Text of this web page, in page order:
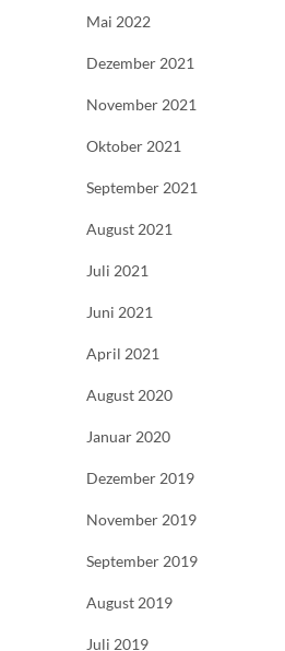
Mai 2022
Dezember 2021
November 2021
Oktober 2021
September 2021
August 2021
Juli 2021
Juni 2021
April 2021
August 2020
Januar 2020
Dezember 2019
November 2019
September 2019
August 2019
Juli 2019